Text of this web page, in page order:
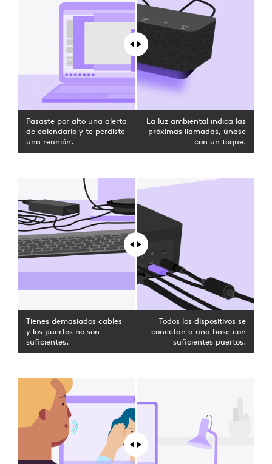
Pasaste por alto una alerta
de calendario y te perdiste
una reunión.
La luz ambiental indica las
próximas llamadas, únase
con un toque.
Tienes demasiados cables
y los puertos no son
suficientes.
Todos los dispositivos se
conectan a una base con
suficientes puertos.